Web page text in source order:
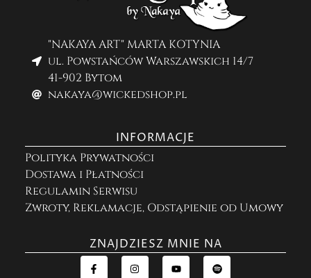
"NAKAYA ART" MARTA KOTYNIA
ul. Powstańców Warszawskich 14/7
41-902 Bytom
nakaya@wickedshop.pl
INFORMACJE
Polityka Prywatności
Dostawa i Płatności
Regulamin Serwisu
Zwroty, Reklamacje, Odstąpienie od Umowy
ZNAJDZIESZ MNIE NA